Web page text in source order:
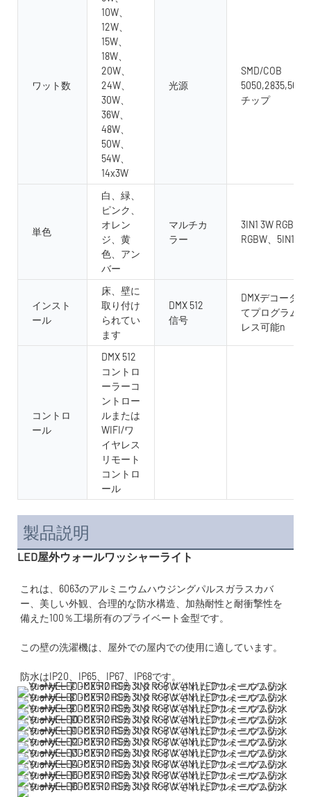
ワット数
10W、
12W、
15W、
18W、
20W、
24W、
30W、
36W、
48W、
50W、
54W、
14x3W
光源
SMD/COB
チップ
単色
白、緑、
ピンク、
オレン
ジ、黄
色、アン
バー
マルチカ
ラー
3IN1 3W RGB、4
RGBW、5IN1
インスト
ール
床、壁に
取り付け
られてい
ます
DMX 512
信号
DMXデコーダ
てプログラム
レス可能n
コントロ
ール
DMX 512
コントロ
ーラーコ
ントロー
ルまたは
WIFI/ワ
イヤレス
リモート
コントロ
ール
製品説明
LED屋外ウォールワッシャーライト
これは、6063のアルミニウムハウジングパルスガラスカバ
ー、美しい外観、合理的な防水構造、加熱耐性と耐衝撃性を